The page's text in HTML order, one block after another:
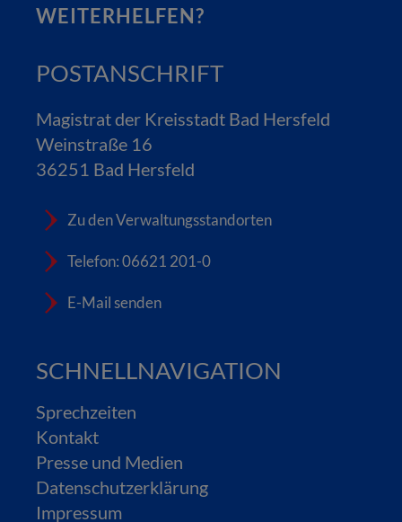
WEITERHELFEN?
POSTANSCHRIFT
Magistrat der Kreisstadt Bad Hersfeld
Weinstraße 16
36251 Bad Hersfeld
Zu den Verwaltungsstandorten
Telefon: 06621 201-0
E-Mail senden
SCHNELLNAVIGATION
Sprechzeiten
Kontakt
Presse und Medien
Datenschutzerklärung
Impressum